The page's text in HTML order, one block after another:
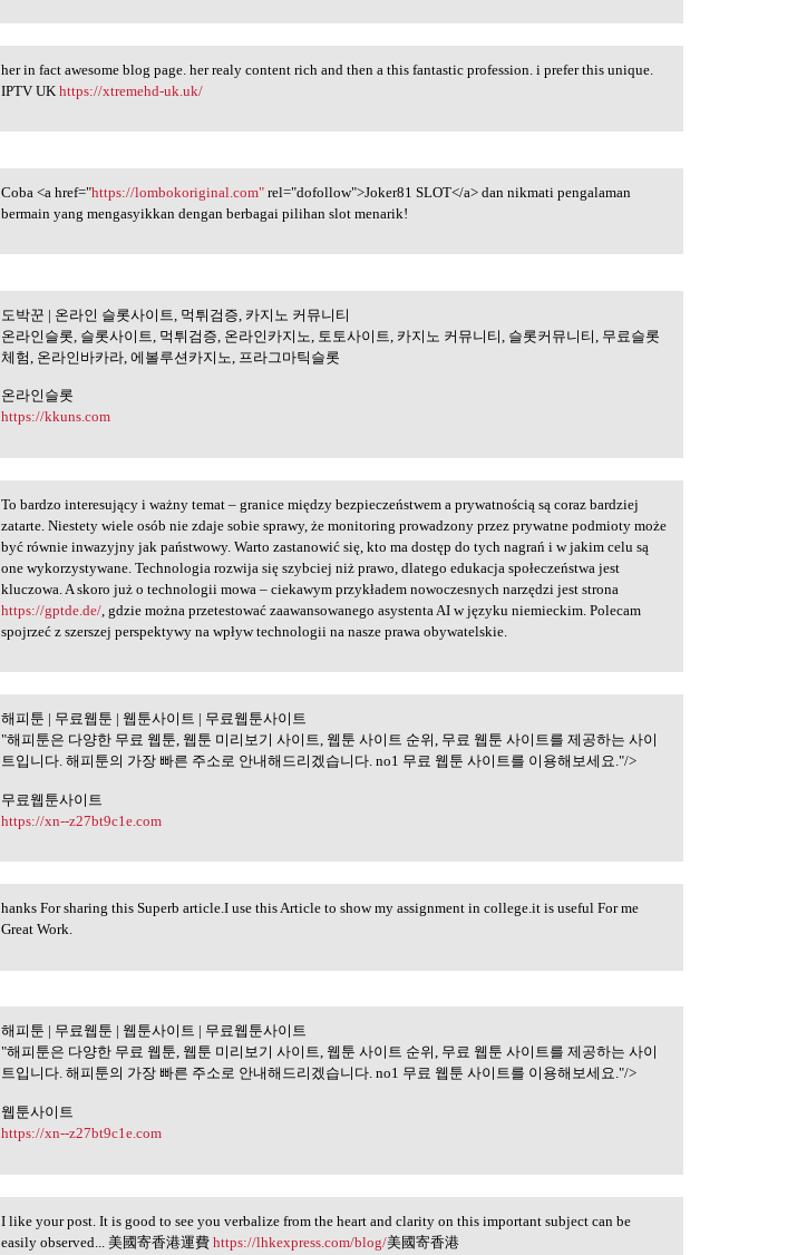
her in fact awesome blog page
her in fact awesome blog page. her realy content rich and then a this fantastic profession. i prefer this unique.
IPTV UKhttps://xtremehd-uk.uk/
Coba <a href="https:/
Coba <a href="https://lombokoriginal.com" rel="dofollow">Joker81 SLOT</a> dan nikmati pengalaman
bermain yang mengasyikkan dengan berbagai pilihan slot menarik!
도박꾼 | 온라인 슬롯사이트, 먹튀검증, 카지노
도박꾼 | 온라인 슬롯사이트, 먹튀검증, 카지노 커뮤니티
온라인슬롯, 슬롯사이트, 먹튀검증, 온라인카지노, 토토사이트, 카지노 커뮤니티, 슬롯커뮤니티, 무료슬롯
체험, 온라인바카라, 에볼루션카지노, 프라그마틱슬롯
온라인슬롯
https://kkuns.com
To bardzo interesujący i
To bardzo interesujący i ważny temat – granice między bezpieczeństwem a prywatnością są coraz bardziej
zatarte. Niestety wiele osób nie zdaje sobie sprawy, że monitoring prowadzony przez prywatne podmioty może
być równie inwazyjny jak państwowy. Warto zastanowić się, kto ma dostęp do tych nagrań i w jakim celu są
one wykorzystywane. Technologia rozwija się szybciej niż prawo, dlatego edukacja społeczeństwa jest
kluczowa. A skoro już o technologii mowa – ciekawym przykładem nowoczesnych narzędzi jest strona
https://gptde.de/ , gdzie można przetestować zaawansowanego asystenta AI w języku niemieckim. Polecam
spojrzeć z szerszej perspektywy na wpływ technologii na nasze prawa obywatelskie.
해피툰 | 무료웹툰 | 웹툰사이트 | 무료웹툰사이트
해피툰 | 무료웹툰 | 웹툰사이트 | 무료웹툰사이트
"해피툰은 다양한 무료 웹툰, 웹툰 미리보기 사이트, 웹툰 사이트 순위, 무료 웹툰 사이트를 제공하는 사이
트입니다. 해피툰의 가장 빠른 주소로 안내해드리겠습니다. no1 무료 웹툰 사이트를 이용해보세요."/>
무료웹툰사이트
https://xn--z27bt9c1e.com
hanks For sharing this Superb
hanks For sharing this Superb article.I use this Article to show my assignment in college.it is useful For me
Great Work.
해피툰 | 무료웹툰 | 웹툰사이트 | 무료웹툰사이트
해피툰 | 무료웹툰 | 웹툰사이트 | 무료웹툰사이트
"해피툰은 다양한 무료 웹툰, 웹툰 미리보기 사이트, 웹툰 사이트 순위, 무료 웹툰 사이트를 제공하는 사이
트입니다. 해피툰의 가장 빠른 주소로 안내해드리겠습니다. no1 무료 웹툰 사이트를 이용해보세요."/>
웹툰사이트
https://xn--z27bt9c1e.com
I like your post. It is good
I like your post. It is good to see you verbalize from the heart and clarity on this important subject can be
easily observed... 美國寄香港運費https://lhkexpress.com/blog/美國寄香港